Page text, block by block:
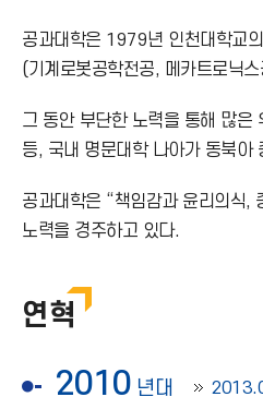
공과대학은 1979년 인천대학교
(기계로봇공학전공, 메카트로닉
그 동안 부단한 노력을 통해 많은
등, 국내 명문대학 나아가 동북아
공과대학은 “책임감과 윤리의식,
노력을 경주하고 있다.
연혁
2010 년대